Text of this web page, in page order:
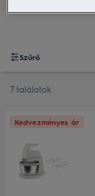
Szűrő
7 találatok
Kedvezményes ár